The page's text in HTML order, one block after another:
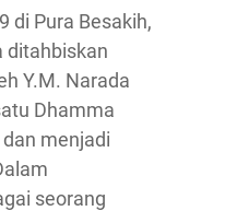
di Pura Besakih,
ditahbiskan
Y.M. Narada
Dhamma
menjadi
seorang